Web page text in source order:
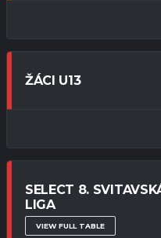
ŽÁCI U13
SELECT 8.
LIGA
VIEW FULL TABLE